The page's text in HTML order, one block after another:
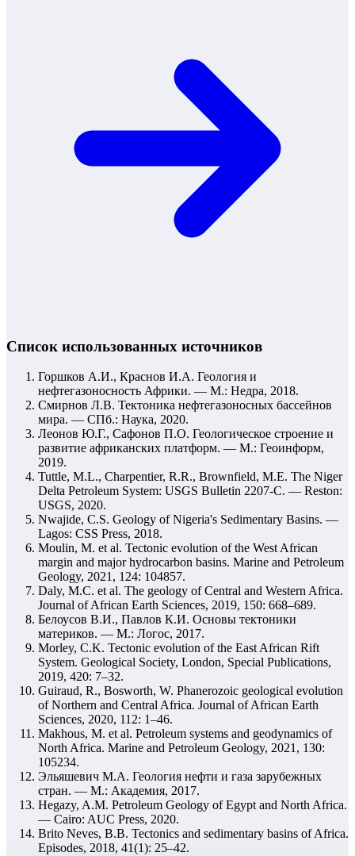
Список использованных источников
Горшков А.И., Краснов И.А. Геология и
нефтегазоносность Африки. — М.: Недра, 2018.
Смирнов Л.В. Тектоника нефтегазоносных бассейнов
мира. — СПб.: Наука, 2020.
Леонов Ю.Г., Сафонов П.О. Геологическое строение и
развитие африканских платформ. — М.: Геоинформ,
2019.
Tuttle, M.L., Charpentier, R.R., Brownfield, M.E. The Niger
Delta Petroleum System: USGS Bulletin 2207-C. — Reston:
USGS, 2020.
Nwajide, C.S. Geology of Nigeria's Sedimentary Basins. —
Lagos: CSS Press, 2018.
Moulin, M. et al. Tectonic evolution of the West African
margin and major hydrocarbon basins. Marine and Petroleum
Geology, 2021, 124: 104857.
Daly, M.C. et al. The geology of Central and Western Africa.
Journal of African Earth Sciences, 2019, 150: 668–689.
Белоусов В.И., Павлов К.И. Основы тектоники
материков. — М.: Логос, 2017.
Morley, C.K. Tectonic evolution of the East African Rift
System. Geological Society, London, Special Publications,
2019, 420: 7–32.
Guiraud, R., Bosworth, W. Phanerozoic geological evolution
of Northern and Central Africa. Journal of African Earth
Sciences, 2020, 112: 1–46.
Makhous, M. et al. Petroleum systems and geodynamics of
North Africa. Marine and Petroleum Geology, 2021, 130:
105234.
Эльяшевич М.А. Геология нефти и газа зарубежных
стран. — М.: Академия, 2017.
Hegazy, A.M. Petroleum Geology of Egypt and North Africa.
— Cairo: AUC Press, 2020.
Brito Neves, B.B. Tectonics and sedimentary basins of Africa.
Episodes, 2018, 41(1): 25–42.